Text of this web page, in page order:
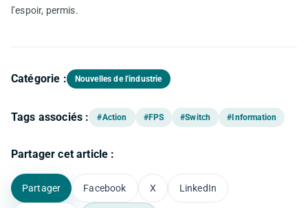
l’espoir, permis.
Catégorie : Nouvelles de l'industrie
Tags associés : #Action #FPS #Switch #Information
Partager cet article :
Partager Facebook X LinkedIn